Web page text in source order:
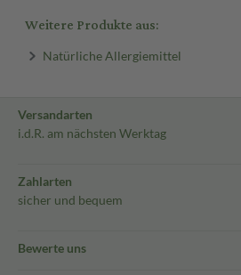
Weitere Produkte aus:
Natürliche Allergiemittel
Versandarten
i.d.R. am nächsten Werktag
Zahlarten
sicher und bequem
Bewerte uns